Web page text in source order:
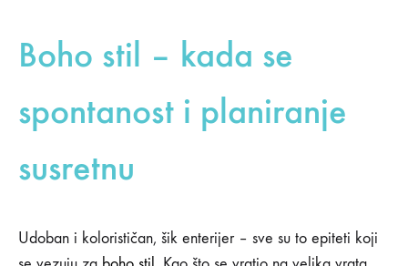
ENTERIJERA
Boho stil – kada se
spontanost i planiranje
susretnu
Udoban i kolorističan, šik enterijer – sve su to epiteti koji